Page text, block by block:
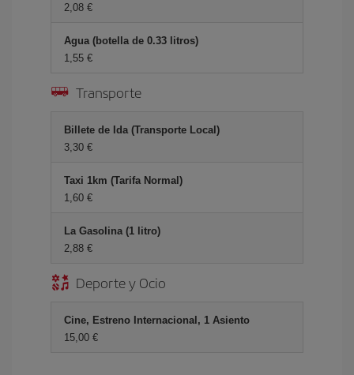
2,08 €
Agua (botella de 0.33 litros)
1,55 €
Transporte
Billete de Ida (Transporte Local)
3,30 €
Taxi 1km (Tarifa Normal)
1,60 €
La Gasolina (1 litro)
2,88 €
Deporte y Ocio
Cine, Estreno Internacional, 1 Asiento
15,00 €